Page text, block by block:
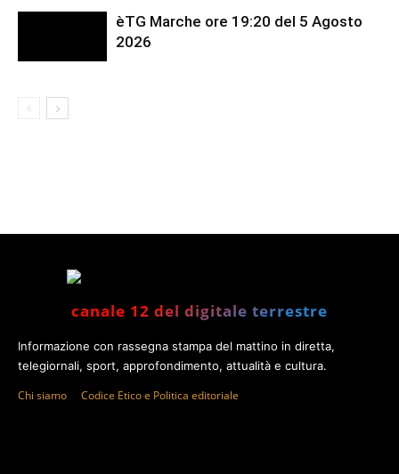
èTG Marche ore 19:20 del 5 Agosto
2026
canale 12 del digitale terrestre
Informazione con rassegna stampa del mattino in diretta,
telegiornali, sport, approfondimento, attualità e cultura.
Chi siamo Codice Etico e Politica editoriale